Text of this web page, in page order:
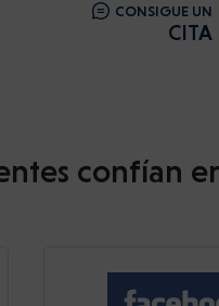
CONSIGUE UN
CITA
confían